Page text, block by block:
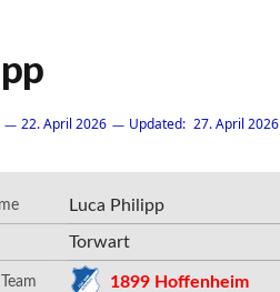
22. April 2026 Updated: 27. April 2026
Luca Philipp
Torwart
1899 Hoffenheim